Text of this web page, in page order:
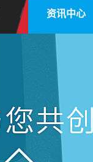
资讯中心